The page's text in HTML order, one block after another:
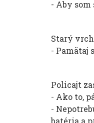
- Aby som
Starý
- Pamätaj
Policajt
- Ako to,
-
batéria a